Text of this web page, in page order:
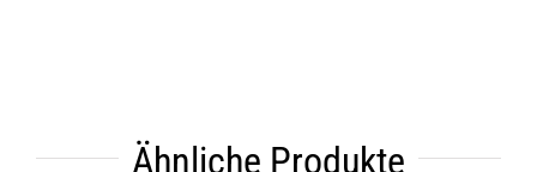
Ähnliche Produkte